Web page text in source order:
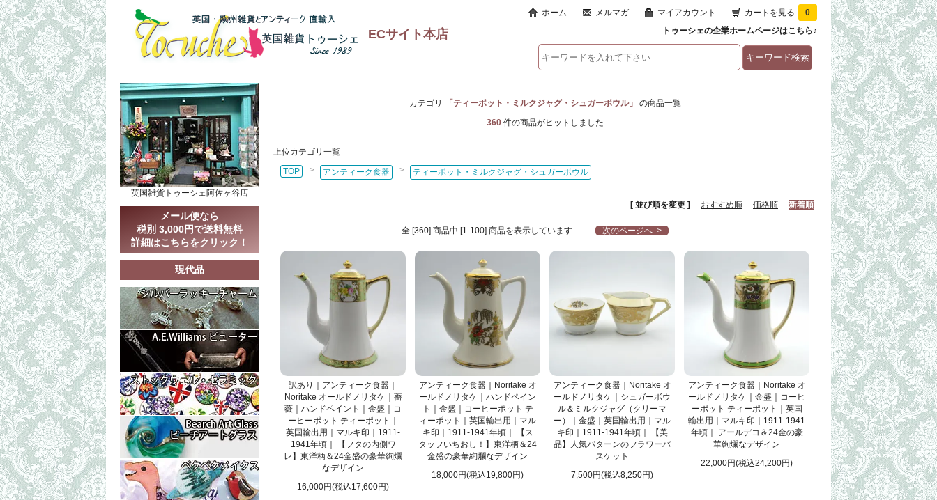
ECサイト本店
ホーム メルマガ マイアカウント カートを見る
0
トゥーシェの企業ホームページはこちら♪
カテゴリ 「ティーポット・ミルクジャグ・シュガーボウル」
の商品一覧
360 件の商品がヒットしました
上位カテゴリ一覧
TOP
> アンティーク食器 > ティーポット・ミルクジャグ・シュガーボウル
[ 並び順を変更 ] - おすすめ順 - 価格順 - 新着順
全 [360] 商品中 [1-100] 商品を表示しています 次のページへ >
訳あり｜アンティーク食器｜
Noritake オールドノリタケ｜薔
薇｜ハンドペイント｜金盛｜コ
ーヒーポット ティーポット｜
英国輸出用｜マルキ印｜1911-
1941年頃｜ 【フタの内側ワ
レ】東洋柄＆24金盛の豪華絢爛
なデザイン
16,000円(税込17,600円)
アンティーク食器｜Noritake オ
ールドノリタケ｜ハンドペイン
ト｜金盛｜コーヒーポット テ
ィーポット｜英国輸出用｜マル
キ印｜1911-1941年頃｜ 【ス
タッフいちおし！】東洋柄＆24
金盛の豪華絢爛なデザイン
18,000円(税込19,800円)
アンティーク食器｜Noritake オ
ールドノリタケ｜シュガーボウ
ル＆ミルクジャグ（クリーマ
ー）｜金盛｜英国輸出用｜マル
キ印｜1911-1941年頃｜ 【美
品】人気パターンのフラワーバ
スケット
7,500円(税込8,250円)
アンティーク食器｜Noritake オ
ールドノリタケ｜金盛｜コーヒ
ーポット ティーポット｜英国
輸出用｜マルキ印｜1911-1941
年頃｜ アールデコ＆24金の豪
華絢爛なデザイン
22,000円(税込24,200円)
英国雑貨トゥーシェ阿佐ヶ谷店
メール便なら
税別 3,000円で送料無料
詳細はこちらをクリック！
現代品